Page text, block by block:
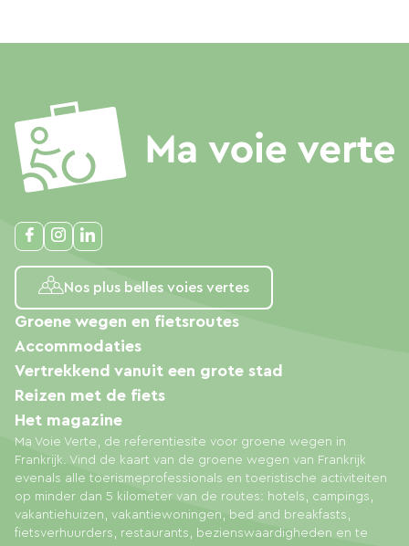
Nos plus belles voies vertes
Ma Voie Verte, de referentiesite voor groene wegen in
Frankrijk. Vind de kaart van de groene wegen van Frankrijk
evenals alle toerismeprofessionals en toeristische activiteiten
op minder dan 5 kilometer van de routes: hotels, campings,
vakantiehuizen, vakantiewoningen, bed and breakfasts,
fietsverhuurders, restaurants, bezienswaardigheden en te
Groene wegen en fietsroutes
Accommodaties
Vertrekkend vanuit een grote stad
Reizen met de fiets
Het magazine